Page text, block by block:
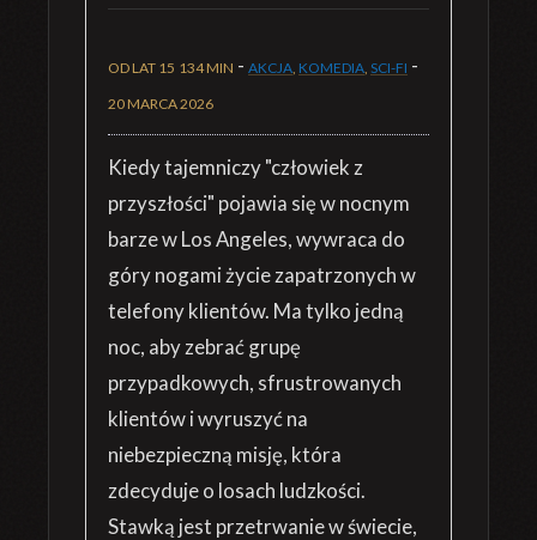
OD LAT 15 134 MIN - AKCJA, KOMEDIA, SCI-FI -
20 MARCA 2026
Kiedy tajemniczy "człowiek z
przyszłości" pojawia się w nocnym
barze w Los Angeles, wywraca do
góry nogami życie zapatrzonych w
telefony klientów. Ma tylko jedną
noc, aby zebrać grupę
przypadkowych, sfrustrowanych
klientów i wyruszyć na
niebezpieczną misję, która
zdecyduje o losach ludzkości.
Stawką jest przetrwanie w świecie,